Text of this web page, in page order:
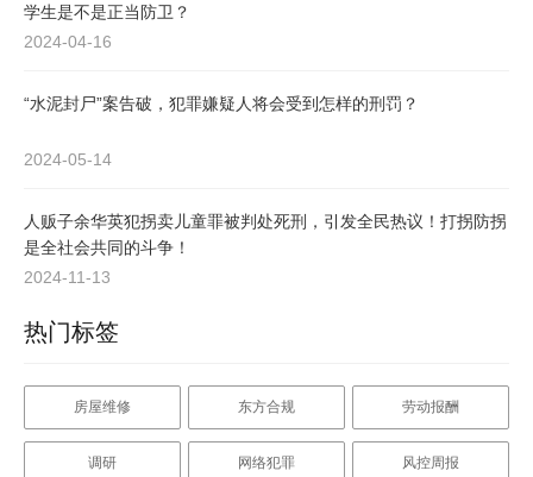
学生是不是正当防卫？
2024-04-16
“水泥封尸”案告破，犯罪嫌疑人将会受到怎样的刑罚？
2024-05-14
人贩子余华英犯拐卖儿童罪被判处死刑，引发全民热议！打拐防拐
是全社会共同的斗争！
2024-11-13
热门标签
房屋维修 东方合规 劳动报酬
调研 网络犯罪 风控周报